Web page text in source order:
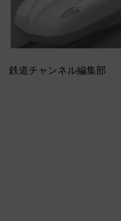
鉄道チャンネル編集部